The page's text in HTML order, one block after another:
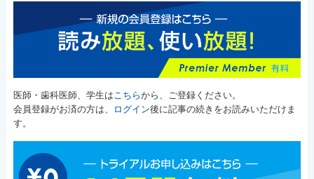
医師・歯科医師、学生はこちらから、ご登録ください。
会員登録がお済の方は、
ログイン後に記事の続きをお読みいただけま
す。